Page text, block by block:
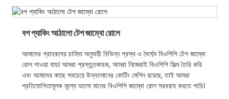
বপ প্যাকিং আঠালো টেপ জাম্বো রোলে
আমাদের গ্রাহকদের চাহিদা অনুযায়ী বিভিন্ন প্রস্থ ও দৈর্ঘ্যে বিওপিপি টেপ জাম্বো
রোল পাওয়া যায়। আমরা প্রস্তুতকারক, আমরা নিজেরাই বিওপিপি ফিল্ম তৈরি করি
এবং আমাদের কাছে সবচেয়ে উন্নতমানের কোটিং মেশিন রয়েছে, তাই আমরা
প্রতিযোগিতামূলক মূল্যে ভালো মানের বিওপিপি জাম্বো রোল সরবরাহ করতে পারি।